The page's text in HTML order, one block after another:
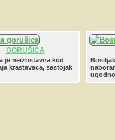
GORUŠICA
je neizostavna kod
krastavaca, sastojak